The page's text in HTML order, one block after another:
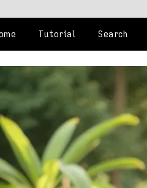
Tutorial Search